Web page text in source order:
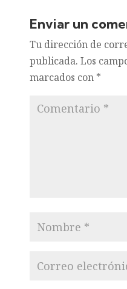
Enviar un
Tu dirección de
publicada. Los
marcados con *